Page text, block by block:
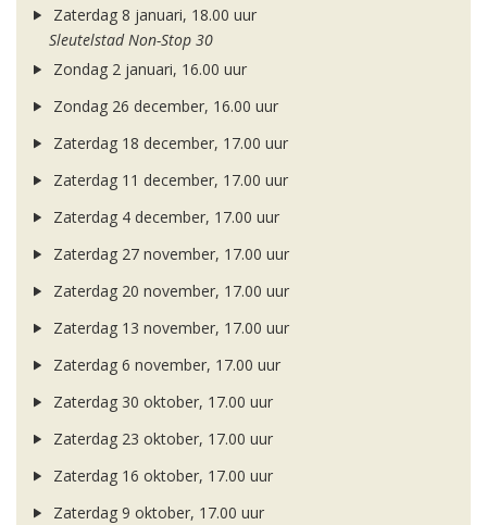
Zaterdag 8 januari, 18.00 uur
Sleutelstad Non-Stop 30
Zondag 2 januari, 16.00 uur
Zondag 26 december, 16.00 uur
Zaterdag 18 december, 17.00 uur
Zaterdag 11 december, 17.00 uur
Zaterdag 4 december, 17.00 uur
Zaterdag 27 november, 17.00 uur
Zaterdag 20 november, 17.00 uur
Zaterdag 13 november, 17.00 uur
Zaterdag 6 november, 17.00 uur
Zaterdag 30 oktober, 17.00 uur
Zaterdag 23 oktober, 17.00 uur
Zaterdag 16 oktober, 17.00 uur
Zaterdag 9 oktober, 17.00 uur